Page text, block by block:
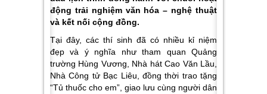
động trải nghiệm văn hóa – nghệ thuật
và kết nối cộng đồng.
Tại đây, các thí sinh đã có nhiều kỉ niệm
đẹp và ý nghĩa như tham quan Quảng
trường Hùng Vương, Nhà hát Cao Văn Lầu,
Nhà Công tử Bạc Liêu, đồng thời trao tặng
“Tủ thuốc cho em”, giao lưu cùng người dân